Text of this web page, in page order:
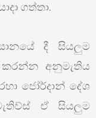
ගත්තා.
දී සියලුම
අනුමැතිය
ජෝර්දාන් දේශ
ඒ සියලුම